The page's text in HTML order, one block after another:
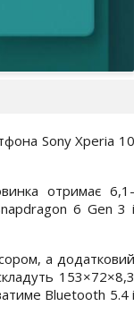
Sony Xperia 10
отримає 6,1-
6 Gen 3 і
а додатковий
153×72×8,3
Bluetooth 5.4 і